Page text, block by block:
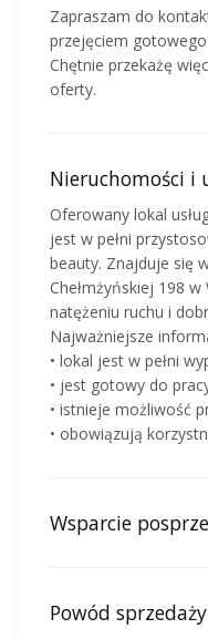
Zapraszam do
przejęciem
Chętnie przekażę
oferty.
Nieruchomości i
Oferowany lokal
jest w pełni
beauty. Znajduje się
Chełmżyńskiej 198
natężeniu ruchu i
Najważniejsze
• lokal jest w pełni
• jest gotowy do
• istnieje możliwość
• obowiązują
Wsparcie
Powód sprzedaży